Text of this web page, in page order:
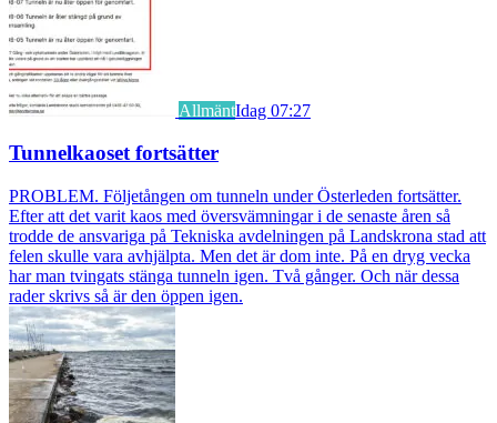
AllmäntIdag 07:27
Tunnelkaoset fortsätter
PROBLEM. Följetången om tunneln under Österleden fortsätter.
Efter att det varit kaos med översvämningar i de senaste åren så
trodde de ansvariga på Tekniska avdelningen på Landskrona stad att
felen skulle vara avhjälpta. Men det är dom inte. På en dryg vecka
har man tvingats stänga tunneln igen. Två gånger. Och när dessa
rader skrivs så är den öppen igen.